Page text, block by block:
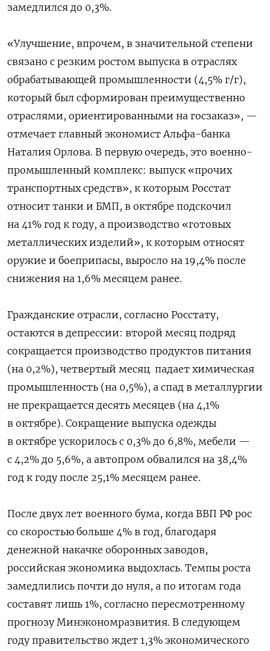
замедлился до 0,3%.
«Улучшение, впрочем, в значительной степени
связано с резким ростом выпуска в отраслях
обрабатывающей промышленности (4,5% г/г),
который был сформирован преимущественно
отраслями, ориентированными на госзаказ», —
отмечает главный экономист Альфа-банка
Наталия Орлова. В первую очередь, это военно-
промышленный комплекс: выпуск «прочих
транспортных средств», к которым Росстат
относит танки и БМП, в октябре подскочил
на 41% год к году, а производство «готовых
металлических изделий», к которым относят
оружие и боеприпасы, выросло на 19,4% после
снижения на 1,6% месяцем ранее.
Гражданские отрасли, согласно Росстату,
остаются в депрессии: второй месяц подряд
сокращается производство продуктов питания
(на 0,2%), четвертый месяц падает химическая
промышленность (на 0,5%), а спад в металлургии
не прекращается десять месяцев (на 4,1%
в октябре). Сокращение выпуска одежды
в октябре ускорилось с 0,3% до 6,8%, мебели —
с 4,2% до 5,6%, а автопром обвалился на 38,4%
год к году после 25,1% месяцем ранее.
После двух лет военного бума, когда ВВП РФ рос
со скоростью больше 4% в год, благодаря
денежной накачке оборонных заводов,
российская экономика выдохлась. Темпы роста
замедлились почти до нуля, а по итогам года
составят лишь 1%, согласно пересмотренному
прогнозу Минэкономразвития. В следующем
году правительство ждет 1,3% экономического